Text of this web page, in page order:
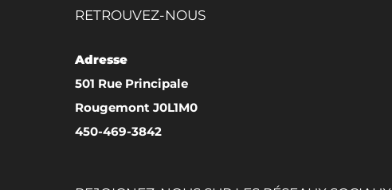
RETROUVEZ-NOUS
Adresse
501 Rue Principale
Rougemont J0L1M0
450-469-3842